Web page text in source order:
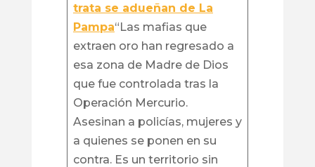
trata se adueñan de La
Pampa“Las mafias que
extraen oro han regresado a
esa zona de Madre de Dios
que fue controlada tras la
Operación Mercurio.
Asesinan a policías, mujeres y
a quienes se ponen en su
contra. Es un territorio sin